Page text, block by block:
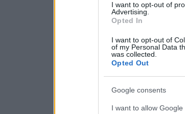
I want to opt-out of
Advertising.
Opted In
I want to opt-out of
of my Personal Data
was collected.
Opted Out
Google consents
I want to allow